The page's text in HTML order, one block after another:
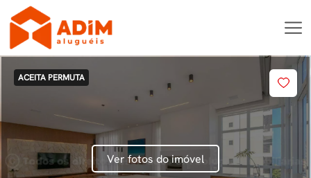
ACEITA PERMUTA
Ver fotos do imóvel